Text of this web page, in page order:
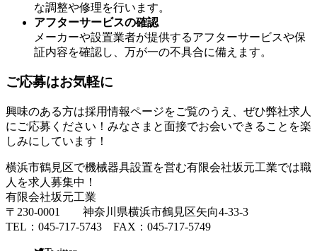
な調整や修理を行います。
アフターサービスの確認
メーカーや設置業者が提供するアフターサービスや保
証内容を確認し、万が一の不具合に備えます。
ご応募はお気軽に
興味のある方は採用情報ページをご覧のうえ、ぜひ弊社求人
にご応募ください！みなさまと面接でお会いできることを楽
しみにしています！
横浜市鶴見区で機械器具設置を営む有限会社坂元工業では職
人を求人募集中！
有限会社坂元工業
〒230-0001 神奈川県横浜市鶴見区矢向4-33-3
TEL：045-717-5743 FAX：045-717-5749